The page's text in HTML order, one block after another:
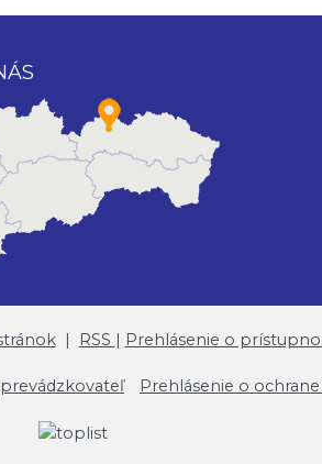
| RSS | Prehlásenie o
Prehlásenie o